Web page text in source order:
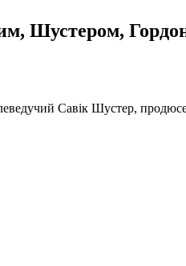
Шустером,
Савік Шустер,